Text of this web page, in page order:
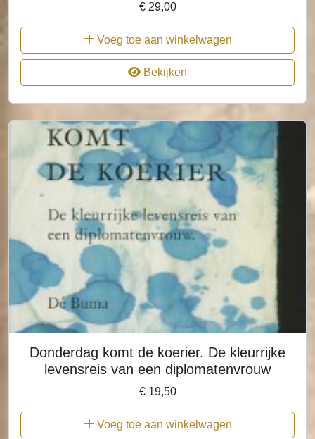
€29,00
Voeg toe aan winkelwagen
Bekijken
Donderdag komt de koerier. De kleurrijke
levensreis van een diplomatenvrouw
€19,50
Voeg toe aan winkelwagen